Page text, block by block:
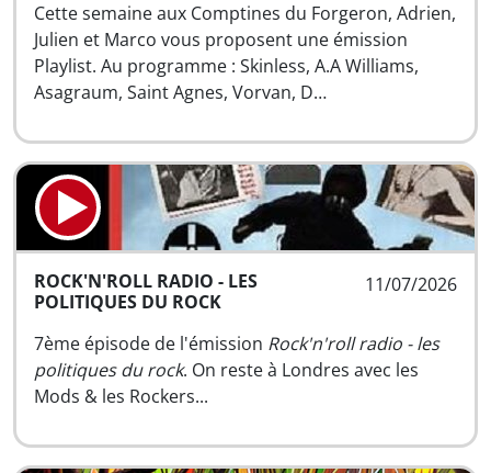
Cette semaine aux Comptines du Forgeron, Adrien,
Julien et Marco vous proposent une émission
Playlist. Au programme : Skinless, A.A Williams,
Asagraum, Saint Agnes, Vorvan, D…
11/07/2026
ROCK'N'ROLL RADIO - LES
POLITIQUES DU ROCK
7ème épisode de l'émission Rock'n'roll radio - les
politiques du rock. On reste à Londres avec les
Mods & les Rockers...